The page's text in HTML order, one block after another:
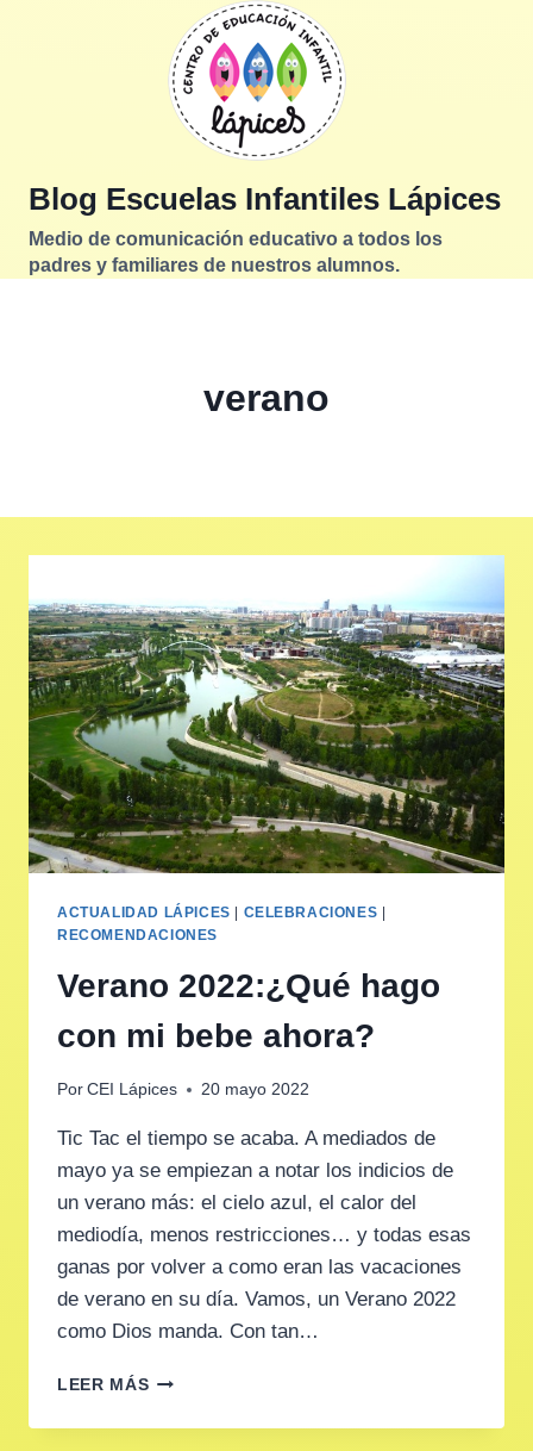
Blog Escuelas Infantiles Lápices
Medio de comunicación educativo a todos los
padres y familiares de nuestros alumnos.
verano
ACTUALIDAD LÁPICES | CELEBRACIONES |
RECOMENDACIONES
Verano 2022:¿Qué hago
con mi bebe ahora?
Por CEI Lápices 20 mayo 2022
Tic Tac el tiempo se acaba. A mediados de
mayo ya se empiezan a notar los indicios de
un verano más: el cielo azul, el calor del
mediodía, menos restricciones… y todas esas
ganas por volver a como eran las vacaciones
de verano en su día. Vamos, un Verano 2022
como Dios manda. Con tan…
LEER MÁSVERANO
¿QUÉ